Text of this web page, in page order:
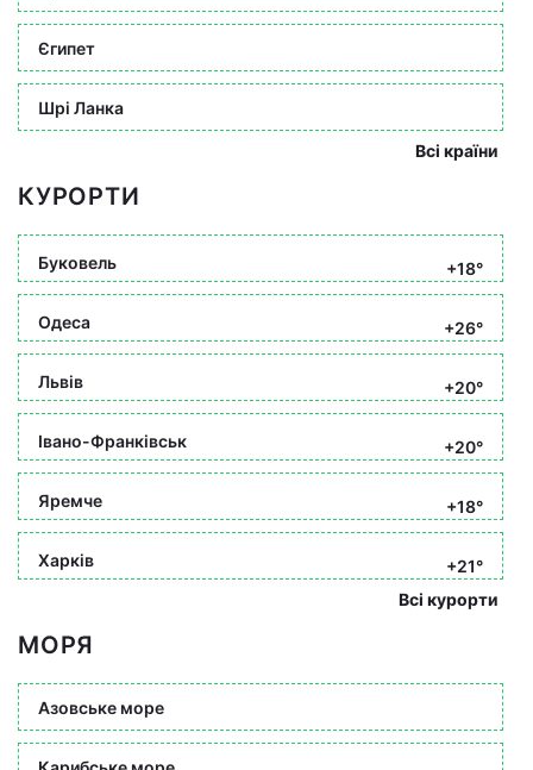
Єгипет
Шрі Ланка
Всі країни
КУРОРТИ
Буковель +18°
Одеса +26°
Львів +20°
Івано-Франківськ +20°
Яремче +18°
Харків
+21°
Всі курорти
МОРЯ
Азовське море